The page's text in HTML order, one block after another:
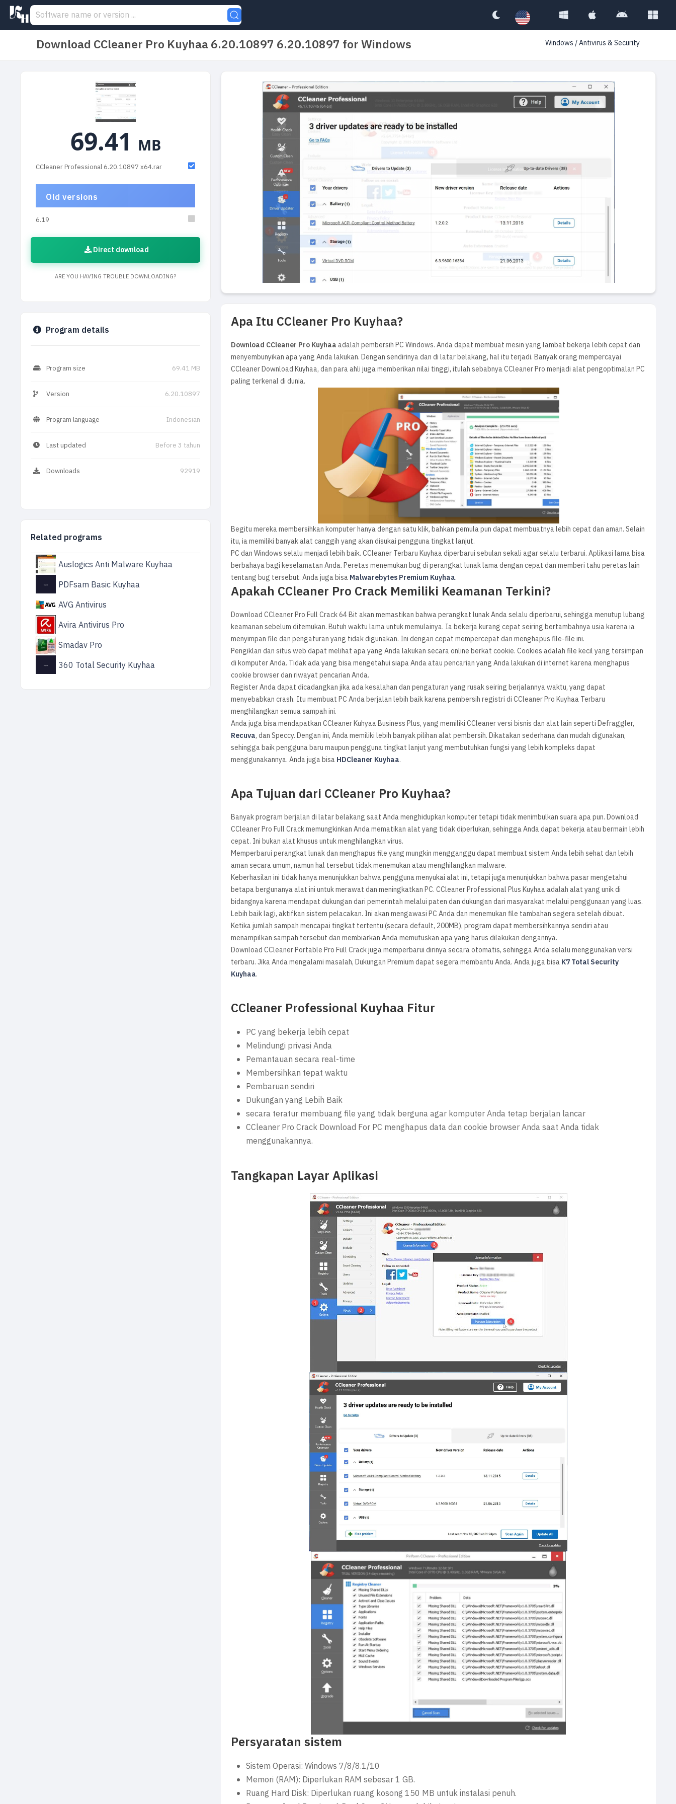
Download CCleaner Pro Kuyhaa 6.20.10897 6.20.10897 for Windows Windows/Antivirus & Security
Apa Itu CCleaner Pro Kuyhaa?
Download CCleaner Pro Kuyhaaadalah pembersih PC Windows. Anda dapat membuat mesin yang lambat bekerja lebih cepat dan
menyembunyikan apa yang Anda lakukan. Dengan sendirinya dan di latar belakang, hal itu terjadi. Banyak orang mempercayai
CCleaner Download Kuyhaa, dan para ahli juga memberikan nilai tinggi, itulah sebabnya CCleaner Pro menjadi alat pengoptimalan PC
paling terkenal di dunia.
Begitu mereka membersihkan komputer hanya dengan satu klik, bahkan pemula pun dapat membuatnya lebih cepat dan aman. Selain
itu, ia memiliki banyak alat canggih yang akan disukai pengguna tingkat lanjut.
PC dan Windows selalu menjadi lebih baik. CCleaner Terbaru Kuyhaa diperbarui sebulan sekali agar selalu terbarui. Aplikasi lama bisa
berbahaya bagi keselamatan Anda. Peretas menemukan bug di perangkat lunak lama dengan cepat dan memberi tahu peretas lain
tentang bug tersebut. Anda juga bisaMalwarebytes Premium Kuyhaa.
Apakah CCleaner Pro Crack Memiliki Keamanan Terkini?
Download CCleaner Pro Full Crack 64 Bit akan memastikan bahwa perangkat lunak Anda selalu diperbarui, sehingga menutup lubang
keamanan sebelum ditemukan. Butuh waktu lama untuk memulainya. Ia bekerja kurang cepat seiring bertambahnya usia karena ia
menyimpan file dan pengaturan yang tidak digunakan. Ini dengan cepat mempercepat dan menghapus file-file ini.
Pengiklan dan situs web dapat melihat apa yang Anda lakukan secara online berkat cookie. Cookies adalah file kecil yang tersimpan
di komputer Anda. Tidak ada yang bisa mengetahui siapa Anda atau pencarian yang Anda lakukan di internet karena menghapus
cookie browser dan riwayat pencarian Anda.
Register Anda dapat dicadangkan jika ada kesalahan dan pengaturan yang rusak seiring berjalannya waktu, yang dapat
menyebabkan crash. Itu membuat PC Anda berjalan lebih baik karena pembersih registri di CCleaner Pro Kuyhaa Terbaru
menghilangkan semua sampah ini.
Anda juga bisa mendapatkan CCleaner Kuhyaa Business Plus, yang memiliki CCleaner versi bisnis dan alat lain seperti Defraggler,
Recuva, dan Speccy. Dengan ini, Anda memiliki lebih banyak pilihan alat pembersih. Dikatakan sederhana dan mudah digunakan,
sehingga baik pengguna baru maupun pengguna tingkat lanjut yang membutuhkan fungsi yang lebih kompleks dapat
menggunakannya. Anda juga bisaHDCleaner Kuyhaa.
Apa Tujuan dari CCleaner Pro Kuyhaa?
Banyak program berjalan di latar belakang saat Anda menghidupkan komputer tetapi tidak menimbulkan suara apa pun. Download
CCleaner Pro Full Crack memungkinkan Anda mematikan alat yang tidak diperlukan, sehingga Anda dapat bekerja atau bermain lebih
cepat. Ini bukan alat khusus untuk menghilangkan virus.
Memperbarui perangkat lunak dan menghapus file yang mungkin mengganggu dapat membuat sistem Anda lebih sehat dan lebih
aman secara umum, namun hal tersebut tidak menemukan atau menghilangkan malware.
Keberhasilan ini tidak hanya menunjukkan bahwa pengguna menyukai alat ini, tetapi juga menunjukkan bahwa pasar mengetahui
betapa bergunanya alat ini untuk merawat dan meningkatkan PC. CCleaner Professional Plus Kuyhaa adalah alat yang unik di
bidangnya karena mendapat dukungan dari pemerintah melalui paten dan dukungan dari masyarakat melalui penggunaan yang luas.
Lebih baik lagi, aktifkan sistem pelacakan. Ini akan mengawasi PC Anda dan menemukan file tambahan segera setelah dibuat.
Ketika jumlah sampah mencapai tingkat tertentu (secara default, 200MB), program dapat membersihkannya sendiri atau
menampilkan sampah tersebut dan membiarkan Anda memutuskan apa yang harus dilakukan dengannya.
Download CCleaner Portable Pro Full Crack juga memperbarui dirinya secara otomatis, sehingga Anda selalu menggunakan versi
terbaru. Jika Anda mengalami masalah, Dukungan Premium dapat segera membantu Anda. Anda juga bisaK7 Total Security
Kuyhaa.
CCleaner Professional Kuyhaa Fitur
PC yang bekerja lebih cepat
Melindungi privasi Anda
Pemantauan secara real-time
Membersihkan tepat waktu
Pembaruan sendiri
Dukungan yang Lebih Baik
secara teratur membuang file yang tidak berguna agar komputer Anda tetap berjalan lancar
CCleaner Pro Crack Download For PC menghapus data dan cookie browser Anda saat Anda tidak
menggunakannya.
Tangkapan Layar Aplikasi
Persyaratan sistem
Sistem Operasi: Windows 7/8/8.1/10
Memori (RAM): Diperlukan RAM sebesar 1 GB.
Ruang Hard Disk: Diperlukan ruang kosong 150 MB untuk instalasi penuh.
69.41 MB
CCleaner Professional 6.20.10897 x64.rar
Old versions
6.19
Direct download
ARE YOU HAVING TROUBLE DOWNLOADING?
Program details
Program size 69.41 MB
Version 6.20.10897
Program language Indonesian
Last updated Before 3 tahun
Downloads 92919
Related programs
Auslogics Anti Malware Kuyhaa
PDFsam Basic Kuyhaa
AVG Antivirus
Avira Antivirus Pro
Smadav Pro
360 Total Security Kuyhaa